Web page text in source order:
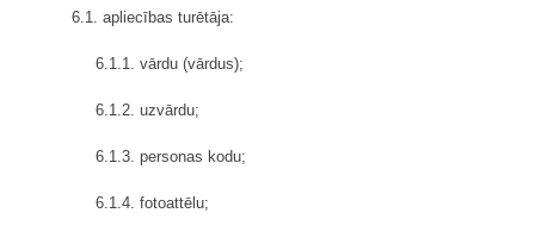
6.1. apliecības turētāja:
6.1.1. vārdu (vārdus);
6.1.2. uzvārdu;
6.1.3. personas kodu;
6.1.4. fotoattēlu;